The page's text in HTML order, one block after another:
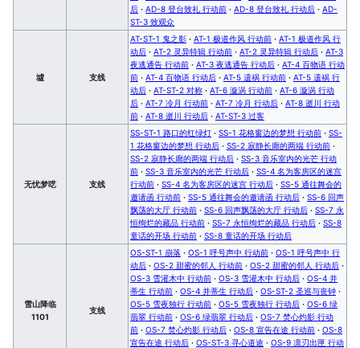
后 · AD-8 登台致礼 行动前 · AD-8 登台致礼 行动后 · AD-
ST-3 致观众
墟 支线
AT-ST-1 鬼之影 · AT-1 极道作风 行动前 · AT-1 极道作风 行
动后 · AT-2 灵异特辑 行动前 · AT-2 灵异特辑 行动后 · AT-3
夜逃通告 行动前 · AT-3 夜逃通告 行动后 · AT-4 百物语 行动
前 · AT-4 百物语 行动后 · AT-5 遗祸 行动前 · AT-5 遗祸 行
动后 · AT-ST-2 对称 · AT-6 漩涡 行动前 · AT-6 漩涡 行动
后 · AT-7 冷月 行动前 · AT-7 冷月 行动后 · AT-8 逝川 行动
前 · AT-8 逝川 行动后 · AT-ST-3 过客
无忧梦呓 支线
SS-ST-1 路口的红绿灯 · SS-1 花格窗边的梦想 行动前 · SS-
1 花格窗边的梦想 行动后 · SS-2 寂静长廊的两端 行动前 ·
SS-2 寂静长廊的两端 行动后 · SS-3 音乐室内的光芒 行动
前 · SS-3 音乐室内的光芒 行动后 · SS-4 名为客房区的迷宫
行动前 · SS-4 名为客房区的迷宫 行动后 · SS-5 通往舞会的
邀请函 行动前 · SS-5 通往舞会的邀请函 行动后 · SS-6 回声
飘荡的大厅 行动前 · SS-6 回声飘荡的大厅 行动后 · SS-7 永
恒绚烂的藏品 行动前 · SS-7 永恒绚烂的藏品 行动后 · SS-8
童话的开场 行动前 · SS-8 童话的开场 行动后
雪山降临
1101
支线
OS-ST-1 崩落 · OS-1 呼号声中 行动前 · OS-1 呼号声中 行
动后 · OS-2 甜蜜的邻人 行动前 · OS-2 甜蜜的邻人 行动后 ·
OS-3 雪灌木中 行动前 · OS-3 雪灌木中 行动后 · OS-4 并
蒂生 行动前 · OS-4 并蒂生 行动后 · OS-ST-2 圣巡与丧钟 ·
OS-5 雪夜独行 行动前 · OS-5 雪夜独行 行动后 · OS-6 绿
翡翠 行动前 · OS-6 绿翡翠 行动后 · OS-7 焚心灼影 行动
前 · OS-7 焚心灼影 行动后 · OS-8 宣告在途 行动前 · OS-8
宣告在途 行动后 · OS-ST-3 寻心道途 · OS-9 凛刃出匣 行动